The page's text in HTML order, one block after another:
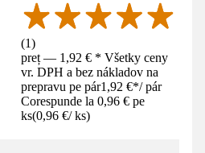
(1)
preț — 1,92 € * Všetky ceny
vr. DPH a bez nákladov na
prepravu pe pár1,92 €*/ pár
Corespunde la 0,96 € pe
ks(0,96 €/ ks)